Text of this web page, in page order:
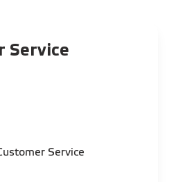
Service
Service